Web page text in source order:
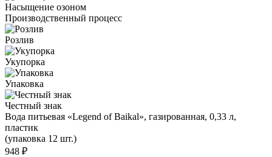
Насыщение озоном
Производственный процесс
Розлив
Укупорка
Упаковка
Честный знак
Вода питьевая «Legend of Baikal», газированная, 0,33 л,
пластик
(упаковка 12 шт.)
948 ₽